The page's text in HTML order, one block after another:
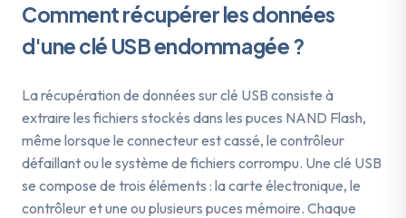
Comment récupérer les données
d'uneclé USBendommagée ?
La récupération de données sur clé USB consiste à
extraire les fichiers stockés dans les puces NAND Flash,
même lorsque le connecteur est cassé, le contrôleur
défaillant ou le système de fichiers corrompu. Une clé USB
se compose de trois éléments : la carte électronique, le
contrôleur et une ou plusieurs puces mémoire. Chaque